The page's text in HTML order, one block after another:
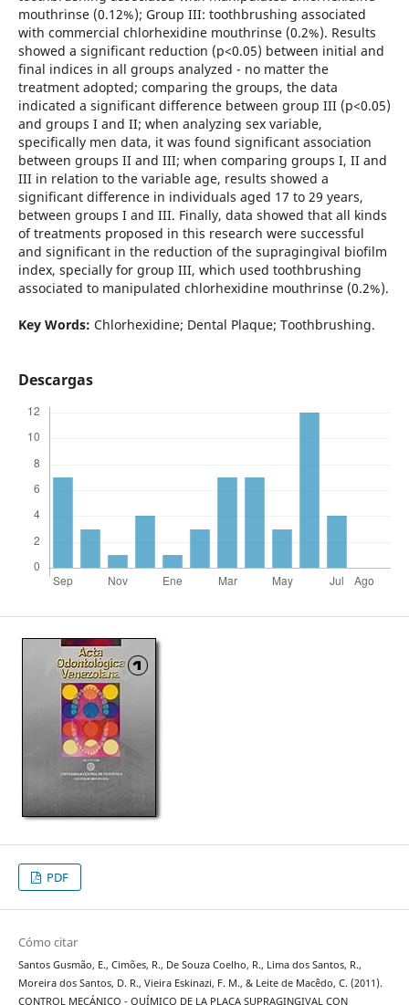
mouthrinse (0.12%); Group III: toothbrushing associated
with commercial chlorhexidine mouthrinse (0.2%). Results
showed a significant reduction (p<0.05) between initial and
final indices in all groups analyzed - no matter the
treatment adopted; comparing the groups, the data
indicated a significant difference between group III (p<0.05)
and groups I and II; when analyzing sex variable,
specifically men data, it was found significant association
between groups II and III; when comparing groups I, II and
III in relation to the variable age, results showed a
significant difference in individuals aged 17 to 29 years,
between groups I and III. Finally, data showed that all kinds
of treatments proposed in this research were successful
and significant in the reduction of the supragingival biofilm
index, specially for group III, which used toothbrushing
associated to manipulated chlorhexidine mouthrinse (0.2%).
Key Words: Chlorhexidine; Dental Plaque; Toothbrushing.
Descargas
PDF
Cómo citar
Santos Gusmão, E., Cimões, R., De Souza Coelho, R., Lima dos Santos, R.,
Moreira dos Santos, D. R., Vieira Eskinazi, F. M., & Leite de Macêdo, C. (2011).
CONTROL MECÁNICO - QUÍMICO DE LA PLACA SUPRAGINGIVAL CON